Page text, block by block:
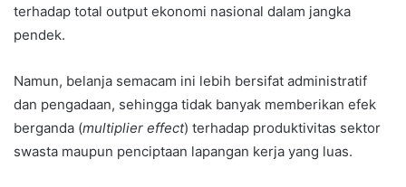
terhadap total output ekonomi nasional dalam jangka
pendek.
Namun, belanja semacam ini lebih bersifat administratif
dan pengadaan, sehingga tidak banyak memberikan efek
berganda (multiplier effect) terhadap produktivitas sektor
swasta maupun penciptaan lapangan kerja yang luas.